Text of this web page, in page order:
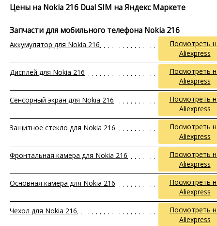
Цены на Nokia 216 Dual SIM на Яндекс Маркете
Запчасти для мобильного телефона Nokia 216
Аккумулятор для Nokia 216
Посмотреть
Aliexpress
Дисплей для Nokia 216
Посмотреть
Aliexpress
Сенсорный экран для Nokia 216
Посмотреть
Aliexpress
Защитное стекло для Nokia 216
Посмотреть
Aliexpress
Фронтальная камера для Nokia 216
Посмотреть
Aliexpress
Основная камера для Nokia 216
Посмотреть
Aliexpress
Чехол для Nokia 216
Посмотреть
Aliexpress